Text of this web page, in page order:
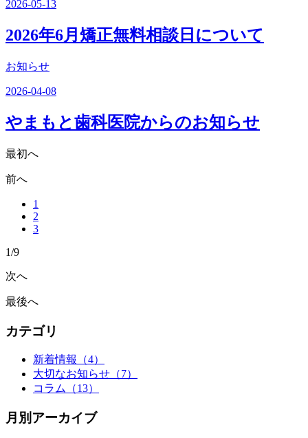
2026-05-13
2026年6月矯正無料相談日について
お知らせ
2026-04-08
やまもと歯科医院からのお知らせ
最初へ
前へ
1
2
3
1/9
次へ
最後へ
カテゴリ
新着情報
（4）
大切なお知らせ （7）
コラム
（13）
月別アーカイブ